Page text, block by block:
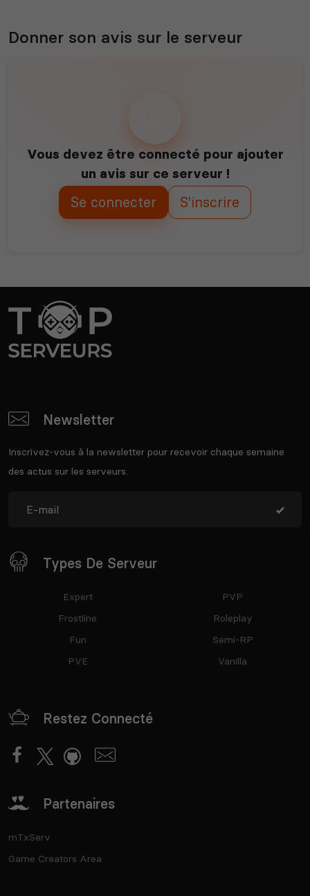
Donner son avis sur le serveur
Vous devez être connecté pour ajouter
un avis sur ce serveur !
Se connecter S'inscrire
Newsletter
Inscrivez-vous à la newsletter pour recevoir chaque semaine
des actus sur les serveurs.
Types De Serveur
Expert
Frostline
Fun
PVE
PVP
Roleplay
Semi-RP
Vanilla
Restez Connecté
Partenaires
mTxServ
Game Creators Area